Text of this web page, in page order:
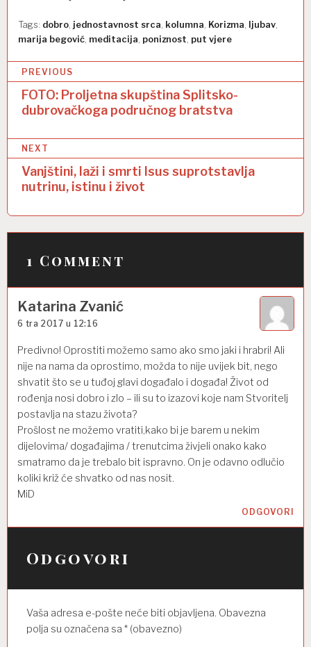
Tags: dobro, jednostavnost srca, kolumna, Korizma, ljubav,
marija begović, meditacija, poniznost, put vjere
N
i
g
c
i
o
b
a
v
a
PREVIOUS
FOTO: Proljetna skupština Splitsko-
dubrovačkoga područnog bratstva
NEXT
Vanjštini, laži i smrti Isus suprotstavlja
nutrinu, istinu i život
1 Comment
Katarina Zvanić
6 tra 2017 u 12:16
Predivno! Oprostiti možemo samo ako smo jaki i hrabri! Ali
nije na nama da oprostimo, možda to nije uvijek bit, nego
shvatit što se u tuđoj glavi događalo i događa! Život od
rođenja nosi dobro i zlo – ili su to izazovi koje nam Stvoritelj
postavlja na stazu života?
Prošlost ne možemo vratiti,kako bi je barem u nekim
dijelovima/ događajima / trenutcima živjeli onako kako
smatramo da je trebalo bit ispravno. On je odavno odlučio
koliki križ će shvatko od nas nosit.
MiD
ODGOVORI
Odgovori
Vaša adresa e-pošte neće biti objavljena. Obavezna
polja su označena sa * (obavezno)